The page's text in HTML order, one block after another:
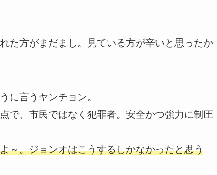
た方がまだまし。見ている方が辛いと思ったか
に言うヤンチョン。
で、市民ではなく犯罪者。安全かつ強力に制圧
～。ジョンオはこうするしかなかったと思う